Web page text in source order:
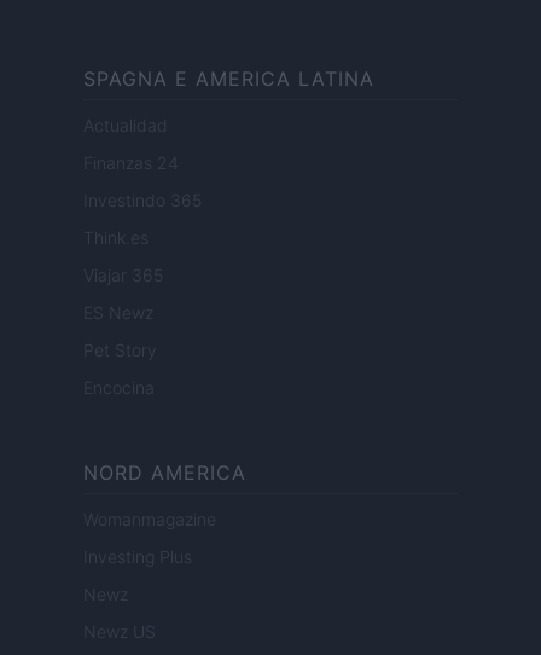
SPAGNA E AMERICA LATINA
Actualidad
Finanzas 24
Investindo 365
Think.es
Viajar 365
ES Newz
Pet Story
Encocina
NORD AMERICA
Womanmagazine
Investing Plus
Newz
Newz US